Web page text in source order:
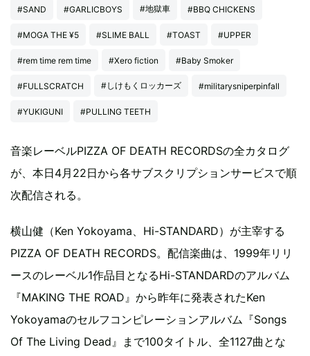
#SAND #GARLICBOYS #地獄車 #BBQ CHICKENS
#MOGA THE ¥5 #SLIME BALL #TOAST #UPPER
#rem time rem time #Xero fiction #Baby Smoker
#FULLSCRATCH #しけもくロッカーズ #militarysniperpinfall
#YUKIGUNI #PULLING TEETH
音楽レーベルPIZZA OF DEATH RECORDSの全カタログ
が、本日4月22日から各サブスクリプションサービスで順
次配信される。
横山健（Ken Yokoyama、Hi-STANDARD）が主宰する
PIZZA OF DEATH RECORDS。配信楽曲は、1999年リリ
ースのレーベル1作品目となるHi-STANDARDのアルバム
『MAKING THE ROAD』から昨年に発表されたKen
Yokoyamaのセルフコンピレーションアルバム『Songs
Of The Living Dead』まで100タイトル、全1127曲とな